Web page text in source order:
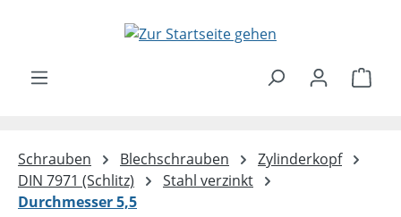
Zum Hauptinhalt springen
Schrauben Blechschrauben
Zylinderkopf
DIN 7971 (Schlitz)
Stahl verzinkt
Durchmesser 5,5